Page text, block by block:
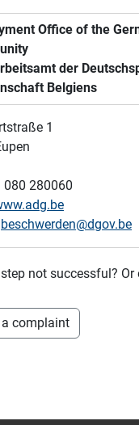
Office of the
der
Belgiens
1
080 280060
beschwerden@dgov.be
not successful?
complaint